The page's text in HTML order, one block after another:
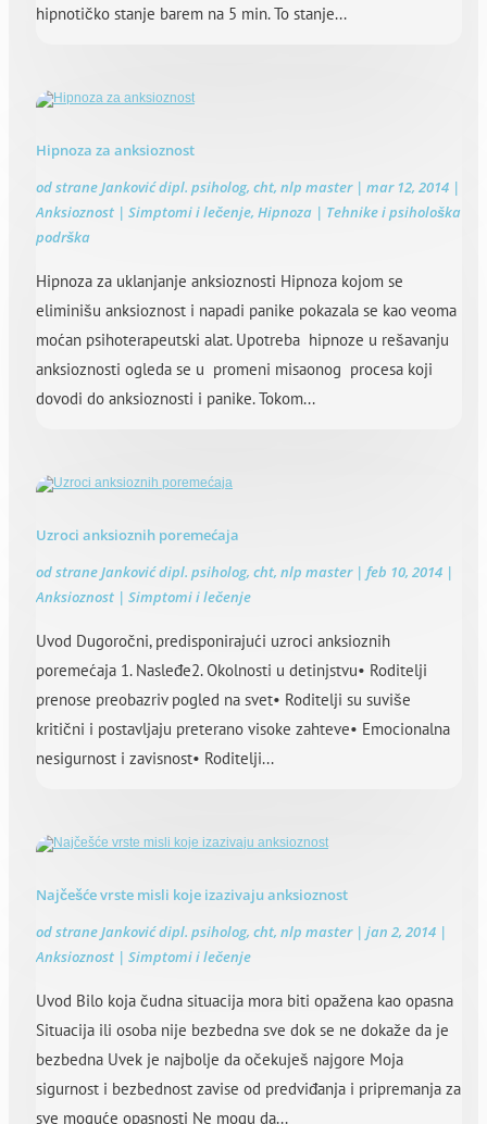
hipnotičko stanje barem na 5 min. To stanje...
Hipnoza za anksioznost
od straneJanković dipl. psiholog, cht, nlp master| mar 12, 2014 |
Anksioznost | Simptomi i lečenje, Hipnoza | Tehnike i psihološka
podrška
Hipnoza za uklanjanje anksioznosti Hipnoza kojom se
eliminišu anksioznost i napadi panike pokazala se kao veoma
moćan psihoterapeutski alat. Upotreba hipnoze u rešavanju
anksioznosti ogleda se u promeni misaonog procesa koji
dovodi do anksioznosti i panike. Tokom...
Uzroci anksioznih poremećaja
od straneJanković dipl. psiholog, cht, nlp master| feb 10, 2014 |
Anksioznost | Simptomi i lečenje
Uvod Dugoročni, predisponirajući uzroci anksioznih
poremećaja 1. Nasleđe2. Okolnosti u detinjstvu• Roditelji
prenose preobazriv pogled na svet• Roditelji su suviše
kritični i postavljaju preterano visoke zahteve• Emocionalna
nesigurnost i zavisnost• Roditelji...
Najčešće vrste misli koje izazivaju anksioznost
od straneJanković dipl. psiholog, cht, nlp master| jan 2, 2014 |
Anksioznost | Simptomi i lečenje
Uvod Bilo koja čudna situacija mora biti opažena kao opasna
Situacija ili osoba nije bezbedna sve dok se ne dokaže da je
bezbedna Uvek je najbolje da očekuješ najgore Moja
sigurnost i bezbednost zavise od predviđanja i pripremanja za
sve moguće opasnosti Ne mogu da...